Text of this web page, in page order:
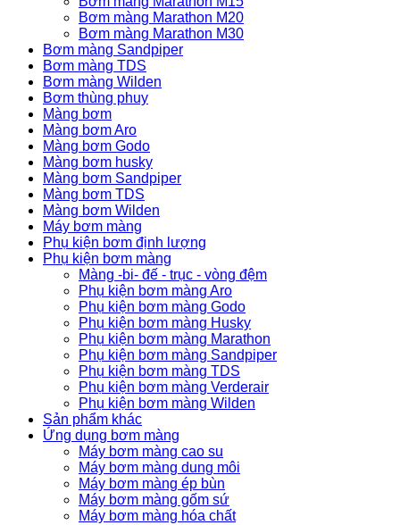
Bơm màng Marathon M20
Bơm màng Marathon M30
Bơm màng Sandpiper
Bơm màng TDS
Bơm màng Wilden
Bơm thùng phuy
Màng bơm
Màng bơm Aro
Màng bơm Godo
Màng bơm husky
Màng bơm Sandpiper
Màng bơm TDS
Màng bơm Wilden
Máy bơm màng
Phụ kiện bơm định lượng
Phụ kiện bơm màng
Màng -bi- đế - trục - vòng đệm
Phụ kiện bơm màng Aro
Phụ kiện bơm màng Godo
Phụ kiện bơm màng Husky
Phụ kiện bơm màng Marathon
Phụ kiện bơm màng Sandpiper
Phụ kiện bơm màng TDS
Phụ kiện bơm màng Verderair
Phụ kiện bơm màng Wilden
Sản phẩm khác
Ứng dụng bơm màng
Máy bơm màng cao su
Máy bơm màng dung môi
Máy bơm màng ép bùn
Máy bơm màng gốm sứ
Máy bơm màng hóa chất